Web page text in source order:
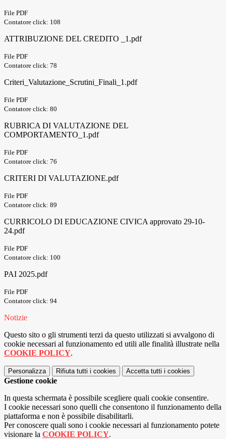
File PDF
Contatore click: 108
ATTRIBUZIONE DEL CREDITO _1.pdf
File PDF
Contatore click: 78
Criteri_Valutazione_Scrutini_Finali_1.pdf
File PDF
Contatore click: 80
RUBRICA DI VALUTAZIONE DEL
COMPORTAMENTO_1.pdf
File PDF
Contatore click: 76
CRITERI DI VALUTAZIONE.pdf
File PDF
Contatore click: 89
CURRICOLO DI EDUCAZIONE CIVICA approvato 29-10-
24.pdf
File PDF
Contatore click: 100
PAI 2025.pdf
File PDF
Contatore click: 94
Notizie
Questo sito o gli strumenti terzi da questo utilizzati si avvalgono di
cookie necessari al funzionamento ed utili alle finalità illustrate nella
COOKIE POLICY.
Personalizza Rifiuta tutti i cookies Accetta tutti i cookies
Gestione cookie
In questa schermata è possibile scegliere quali cookie consentire.
I cookie necessari sono quelli che consentono il funzionamento della
piattaforma e non è possibile disabilitarli.
Per conoscere quali sono i cookie necessari al funzionamento potete
visionare la COOKIE POLICY.